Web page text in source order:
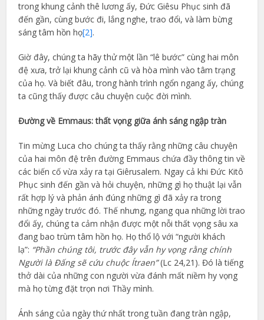
trong khung cảnh thê lương ấy, Đức Giêsu Phục sinh đã
đến gần, cùng bước đi, lắng nghe, trao đổi, và làm bừng
sáng tâm hồn họ[2].
Giờ đây, chúng ta hãy thử một lần “lê bước” cùng hai môn
đệ xưa, trở lại khung cảnh cũ và hòa mình vào tâm trạng
của họ. Và biết đâu, trong hành trình ngổn ngang ấy, chúng
ta cũng thấy được câu chuyện cuộc đời mình.
Đường về Emmaus: thất vọng giữa ánh sáng ngập tràn
Tin mừng Luca cho chúng ta thấy rằng những câu chuyện
của hai môn đệ trên đường Emmaus chứa đầy thông tin về
các biến cố vừa xảy ra tại Giêrusalem. Ngay cả khi Đức Kitô
Phục sinh đến gần và hỏi chuyện, những gì họ thuật lại vẫn
rất hợp lý và phản ánh đúng những gì đã xảy ra trong
những ngày trước đó. Thế nhưng, ngang qua những lời trao
đổi ấy, chúng ta cảm nhận được một nỗi thất vọng sâu xa
đang bao trùm tâm hồn họ. Họ thổ lộ với “người khách
lạ”: “Phần chúng tôi, trước đây vẫn hy vọng rằng chính
Người là Đấng sẽ cứu chuộc Ítraen”(Lc 24,21). Đó là tiếng
thở dài của những con người vừa đánh mất niềm hy vọng
mà họ từng đặt trọn nơi Thầy mình.
Ánh sáng của ngày thứ nhất trong tuần đang tràn ngập,